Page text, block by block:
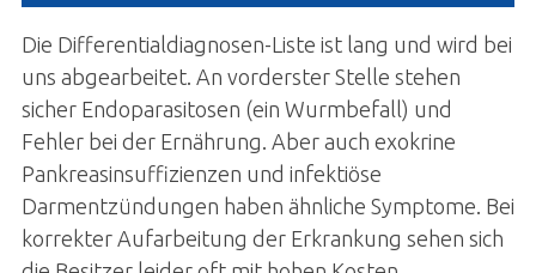
Die Differentialdiagnosen-Liste ist lang und wird bei
uns abgearbeitet. An vorderster Stelle stehen
sicher Endoparasitosen (ein Wurmbefall) und
Fehler bei der Ernährung. Aber auch exokrine
Pankreasinsuffizienzen und infektiöse
Darmentzündungen haben ähnliche Symptome. Bei
korrekter Aufarbeitung der Erkrankung sehen sich